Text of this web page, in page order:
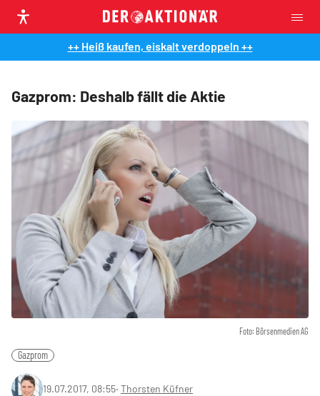
++ Heiß kaufen, eiskalt verdoppeln ++
Gazprom: Deshalb fällt die Aktie
Foto: Börsenmedien AG
Gazprom
19.07.2017, 08:55‧ Thorsten Küfner